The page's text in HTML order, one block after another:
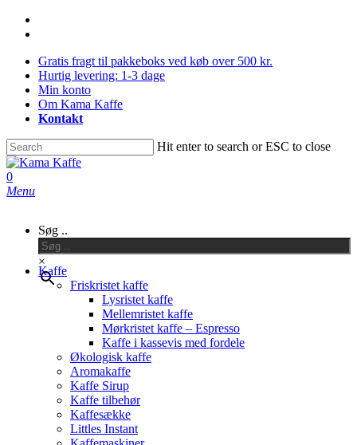
Skip
contentGratis fragt til pakkeboks ved køb over 500 kr.
Hurtig levering: 1-3 dage
Min konto
Om Kama Kaffe
Kontakt
Hit enter to search or ESC to close
Close
Search
0
Menu
Søg ..
×
Kaffe
Friskristet kaffe
Lysristet kaffe
Mellemristet kaffe
Mørkristet kaffe – Espresso
Kaffe i kassevis med fordele
Økologisk kaffe
Aromakaffe
Kaffe Sirup
Kaffe tilbehør
Kaffesække
Littles Instant